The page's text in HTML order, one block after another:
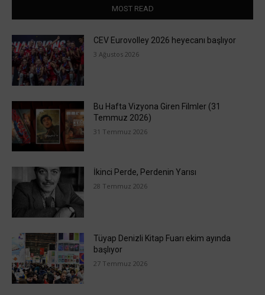
MOST READ
CEV Eurovolley 2026 heyecanı başlıyor
3 Ağustos 2026
Bu Hafta Vizyona Giren Filmler (31
Temmuz 2026)
31 Temmuz 2026
İkinci Perde, Perdenin Yarısı
28 Temmuz 2026
Tüyap Denizli Kitap Fuarı ekim ayında
başlıyor
27 Temmuz 2026